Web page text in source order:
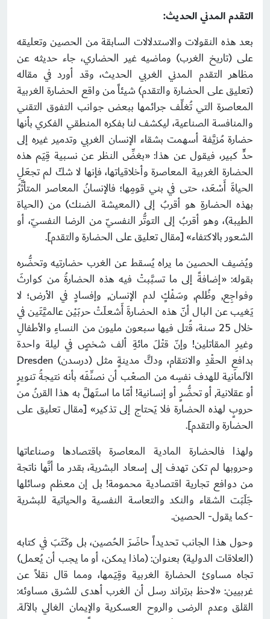
التقدم المدني الحديث:
بعد هذه النقولات والاستدلالات السابقة من الحصين وتعليقه
على (تاريخ الغرب) وماضيه غير الحضاري، جاء حديثه عن
مظاهر التقدم المدني الغربي الحديث، وقد أورد في مقاله
(تعليق على الحضارة والتقدم) شيئاً من واقع الحضارة الغربية
المعاصرة التي تُغلِّف جرائمها ببعض جوانب التفوق التقني
والمنافسة الصناعية، ليكشف لنا بفكره المنطقي الفكري بأنها
حضارة مُزيَّفة أسهمت بشقاء الإنسان الغربي وتدمير غيره إلى
حدٍّ كبير، فيقول عن هذا: «بغضِّ النظر عن نسبية قِيَم هذه
الحضارة الغربية المعاصرة وأخلاقياتها، فإنها لا شكّ لم تجعَلِ
الحياةَ أَسْعَد، حتى في بني قومِها؛ فالإنسانُ المعاصر المتأثِّرُ
بهذه الحضارةِ هو أقربُ إلى (المعيشة الضنك) من (الحياة
الطيبة)، وهو أقربُ إلى التوتُّر النفسيّ من الرضا النفسيّ، أو
الشعور بالاكتفاء» [مقال تعليق على الحضارة والتقدم].
ويُضيف الحصين ما يراه يُسقط عن الغرب حضارتيه وتحضُّره
بقوله: «إضافةً إلى ما تسبَّبتْ فيه هذه الحضارةُ من كوارثَ
وفواجِع, وظُلم, وسَفْكٍ لدم الإنسان, وإفسادٍ في الأرض؛ لا
يَغيب عن البال أنّ هذه الحضارةَ أَشعلَتْ حربَيْن عالميَّتَين في
خلال 25 سنة، قُتل فيها سبعون مليون من النساءِ والأطفالِ
وغيرِ المقاتلين! وإنّ قتْلَ مائةِ ألف شخصٍ في ليلة واحدة
بدافعِ الحقْدِ والانتقام، ودكَّ مدينةٍ مثل (درسدن) Dresden
الألمانية للهدف نفسِه من الصعْب أن نصنِّفَه بأنه نتيجةُ تنويرٍ
أو عقلانية, أو تحضُّرٍ أو إنسانية! أمّا ما استَهلَّ به هذا القرنُ من
حروبٍ لهذه الحضارة فلا يَحتاج إلى تذكير» [مقال تعليق على
الحضارة والتقدم].
ولهذا فالحضارة المادية المعاصرة باقتصادها وصناعاتها
وحروبها لم تكن تهدف إلى إسعاد البشرية، بقدر ما أنَّها ناتجة
من دوافع تجارية اقتصادية محمومة! بل إن معظم وسائلها
جَلَبَت الشقاء والنكد والتعاسة النفسية والحياتية للبشرية
-كما يقول- الحصين.
وحول هذا الجانب تحديداً حاضَرَ الحُصين، بل وكَتَبَ في كتابه
(العلاقات الدولية) بعنوان: (ماذا يمكن، أو ما يجب أن يُعمل)
تجاه مساوئ الحضارة الغربية وقِيَمها، ومما قال نقلاً عن
غربيين: «لاحظ برتراند رسل أن الغرب أهدى للشرق مساوئه:
القلق وعدم الرضى والروح العسكرية والإيمان الغالي بالآلة.